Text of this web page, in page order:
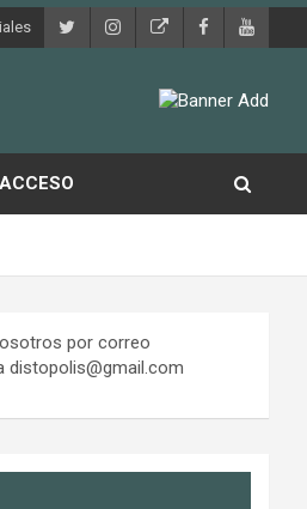
ACCESO
por correo
distopolis@gmail.com